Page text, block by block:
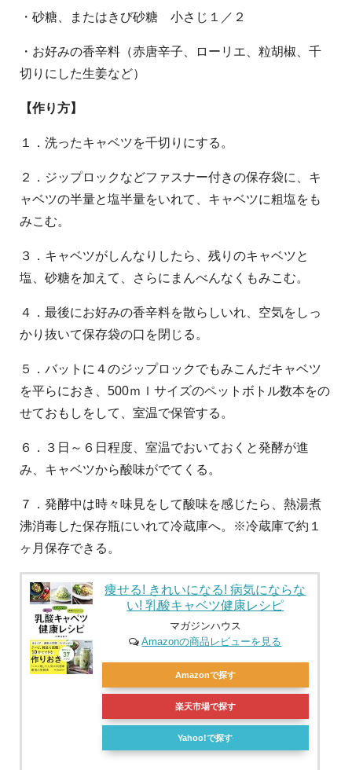
・砂糖、またはきび砂糖 小さじ１／２
・お好みの香辛料（赤唐辛子、ローリエ、粒胡椒、千
切りにした生姜など）
【作り方】
１．洗ったキャベツを千切りにする。
２．ジップロックなどファスナー付きの保存袋に、キ
ャベツの半量と塩半量をいれて、キャベツに粗塩をも
みこむ。
３．キャベツがしんなりしたら、残りのキャベツと
塩、砂糖を加えて、さらにまんべんなくもみこむ。
４．最後にお好みの香辛料を散らしいれ、空気をしっ
かり抜いて保存袋の口を閉じる。
５．バットに４のジップロックでもみこんだキャベツ
を平らにおき、500ｍｌサイズのペットボトル数本をの
せておもしをして、室温で保管する。
６．３日～６日程度、室温でおいておくと発酵が進
み、キャベツから酸味がでてくる。
７．発酵中は時々味見をして酸味を感じたら、熱湯煮
沸消毒した保存瓶にいれて冷蔵庫へ。※冷蔵庫で約１
ヶ月保存できる。
痩せる! きれいになる! 病気にならな
い! 乳酸キャベツ健康レシピ
マガジンハウス
Amazonの商品レビューを見る
Amazonで探す
楽天市場で探す
Yahoo!で探す